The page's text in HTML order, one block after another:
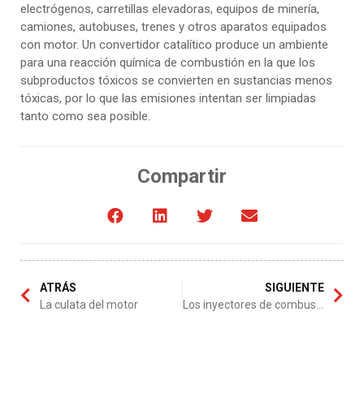
electrógenos, carretillas elevadoras, equipos de minería,
camiones, autobuses, trenes y otros aparatos equipados
con motor. Un convertidor catalítico produce un ambiente
para una reacción química de combustión en la que los
subproductos tóxicos se convierten en sustancias menos
tóxicas, por lo que las emisiones intentan ser limpiadas
tanto como sea posible.
Compartir
ATRÁS
La culata del motor
SIGUIENTE